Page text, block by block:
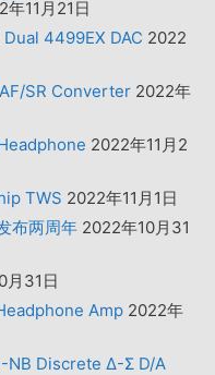
年11月21日
4499EX DAC 2022
SR Converter 2022年
2022年11月2
TWS 2022年11月1日
布两周年 2022年10月31
月31日
Amp 2022年
NB Discrete Δ-Σ D/A